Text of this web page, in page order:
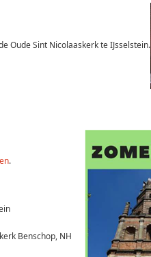
Oude Sint Nicolaaskerk te IJsselstein.
.
Benschop, NH